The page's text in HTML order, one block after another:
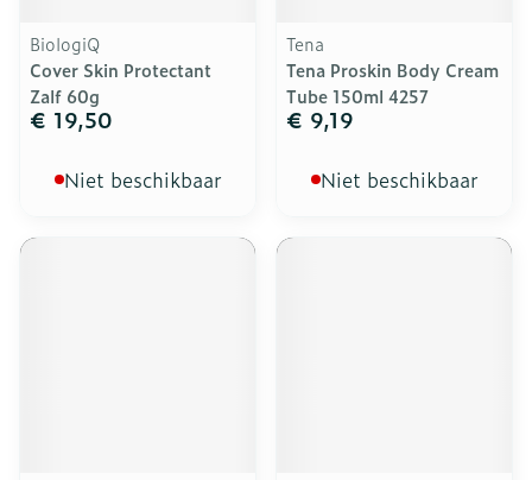
BiologiQ
Cover Skin Protectant
Zalf 60g
€ 19,50
Niet beschikbaar
Tena
Tena Proskin Body Cream
Tube 150ml 4257
€ 9,19
Niet beschikbaar